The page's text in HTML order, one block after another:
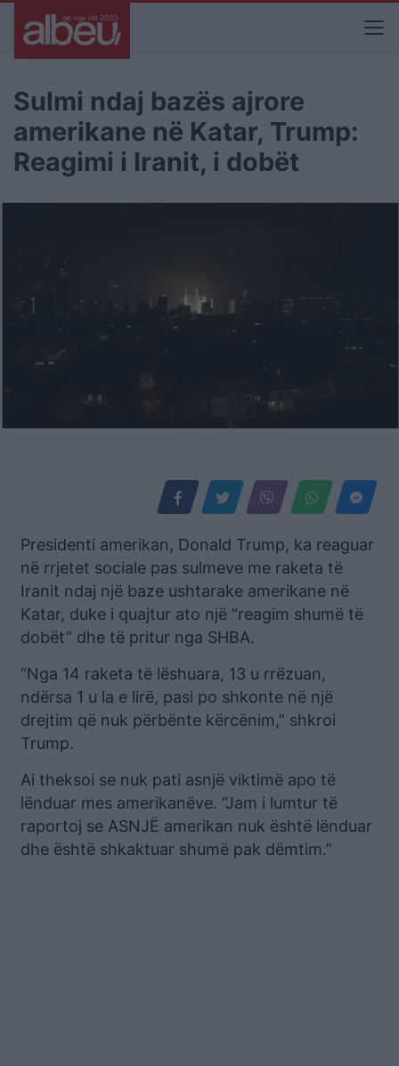
Sulmi ndaj bazës ajrore
amerikane në Katar, Trump:
Reagimi i Iranit, i dobët
Presidenti amerikan, Donald Trump, ka reaguar
në rrjetet sociale pas sulmeve me raketa të
Iranit ndaj një baze ushtarake amerikane në
Katar, duke i quajtur ato një “reagim shumë të
dobët” dhe të pritur nga SHBA.
“Nga 14 raketa të lëshuara, 13 u rrëzuan,
ndërsa 1 u la e lirë, pasi po shkonte në një
drejtim që nuk përbënte kërcënim,” shkroi
Trump.
Ai theksoi se nuk pati asnjë viktimë apo të
lënduar mes amerikanëve. “Jam i lumtur të
raportoj se ASNJË amerikan nuk është lënduar
dhe është shkaktuar shumë pak dëmtim.”